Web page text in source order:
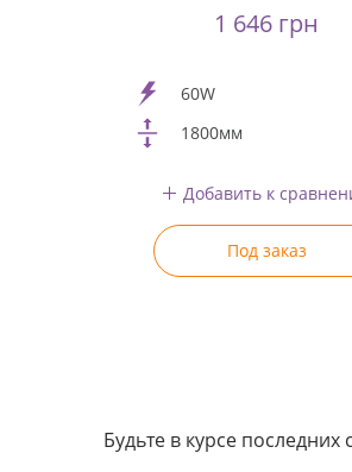
1 646 грн
60W
1800мм
Добавить к
Под заказ
Будьте в курсе последних